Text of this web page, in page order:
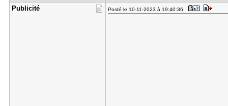
Publicité Posté le 10-11-2023 à 19:40:36